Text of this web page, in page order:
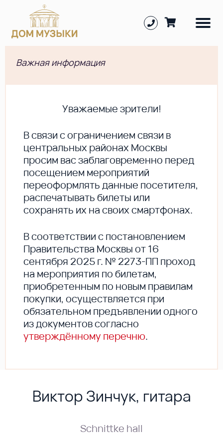
Важная информация
Уважаемые зрители!
В cвязи с ограничением связи в
центральных районах Москвы
просим вас заблаговременно перед
посещением мероприятий
переоформлять данные посетителя,
распечатывать билеты или
сохранять их на своих смартфонах.
В соответствии с постановлением
Правительства Москвы от 16
сентября 2025 г. № 2273-ПП проход
на мероприятия по билетам,
приобретенным по новым правилам
покупки, осуществляется при
обязательном предъявлении одного
из документов согласно
утверждённому перечню.
Виктор Зинчук, гитара
Schnittke hall